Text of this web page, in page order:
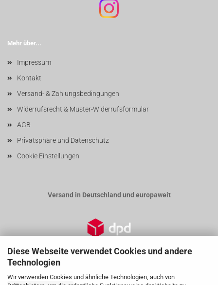
Diese Webseite verwendet Cookies und andere
Technologien
Wir verwenden Cookies und ähnliche Technologien, auch von
Mehr über...
Impressum
Kontakt
Versand- & Zahlungsbedingungen
Widerrufsrecht & Muster-Widerrufsformular
AGB
Privatsphäre und Datenschutz
Cookie Einstellungen
Versand in Deutschland und europaweit
Widerrufsrecht